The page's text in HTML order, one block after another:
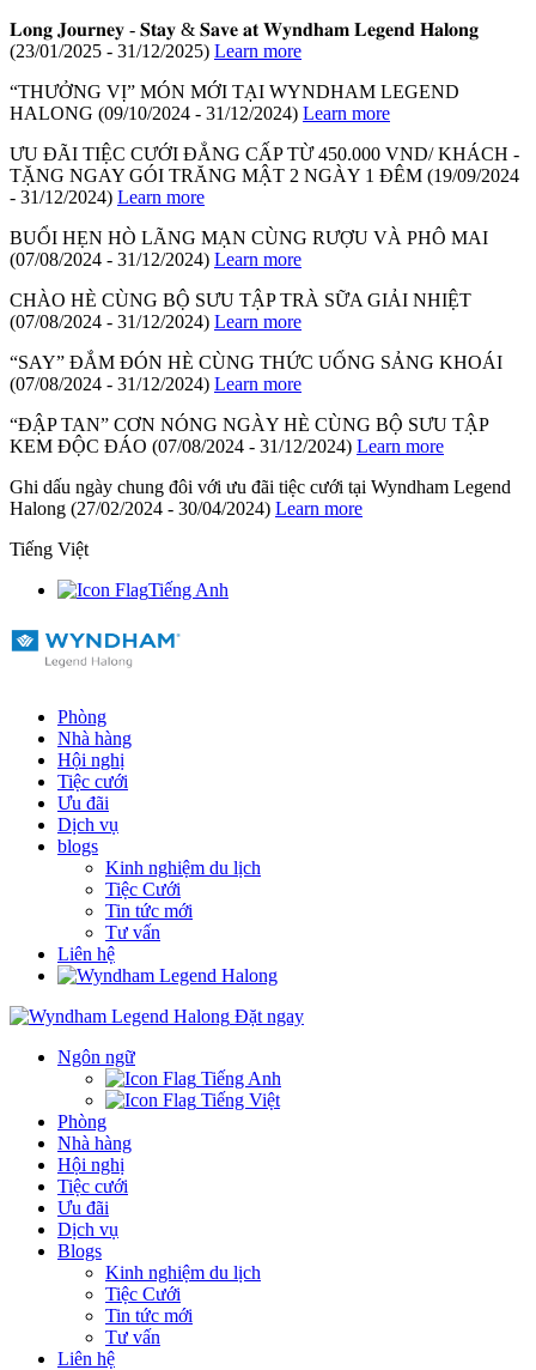
𝐋𝐨𝐧𝐠 𝐉𝐨𝐮𝐫𝐧𝐞𝐲 - 𝐒𝐭𝐚𝐲 & 𝐒𝐚𝐯𝐞 𝐚𝐭 𝐖𝐲𝐧𝐝𝐡𝐚𝐦 𝐋𝐞𝐠𝐞𝐧𝐝 𝐇𝐚𝐥𝐨𝐧𝐠
(23/01/2025 - 31/12/2025) Learn more
“THƯỞNG VỊ” MÓN MỚI TẠI WYNDHAM LEGEND
HALONG (09/10/2024 - 31/12/2024) Learn more
ƯU ĐÃI TIỆC CƯỚI ĐẲNG CẤP TỪ 450.000 VND/ KHÁCH -
TẶNG NGAY GÓI TRĂNG MẬT 2 NGÀY 1 ĐÊM (19/09/2024
- 31/12/2024) Learn more
BUỔI HẸN HÒ LÃNG MẠN CÙNG RƯỢU VÀ PHÔ MAI
(07/08/2024 - 31/12/2024) Learn more
CHÀO HÈ CÙNG BỘ SƯU TẬP TRÀ SỮA GIẢI NHIỆT
(07/08/2024 - 31/12/2024) Learn more
“SAY” ĐẮM ĐÓN HÈ CÙNG THỨC UỐNG SẢNG KHOÁI
(07/08/2024 - 31/12/2024) Learn more
“ĐẬP TAN” CƠN NÓNG NGÀY HÈ CÙNG BỘ SƯU TẬP
KEM ĐỘC ĐÁO (07/08/2024 - 31/12/2024) Learn more
Ghi dấu ngày chung đôi với ưu đãi tiệc cưới tại Wyndham Legend
Halong (27/02/2024 - 30/04/2024) Learn more
Tiếng Việt
Tiếng Anh
Phòng
Nhà hàng
Hội nghị
Tiệc cưới
Ưu đãi
Dịch vụ
blogs
Kinh nghiệm du lịch
Tiệc Cưới
Tin tức mới
Tư vấn
Liên hệ
Đặt ngay
Ngôn ngữ
Tiếng Anh
Tiếng Việt
Phòng
Nhà hàng
Hội nghị
Tiệc cưới
Ưu đãi
Dịch vụ
Blogs
Kinh nghiệm du lịch
Tiệc Cưới
Tin tức mới
Tư vấn
Liên hệ